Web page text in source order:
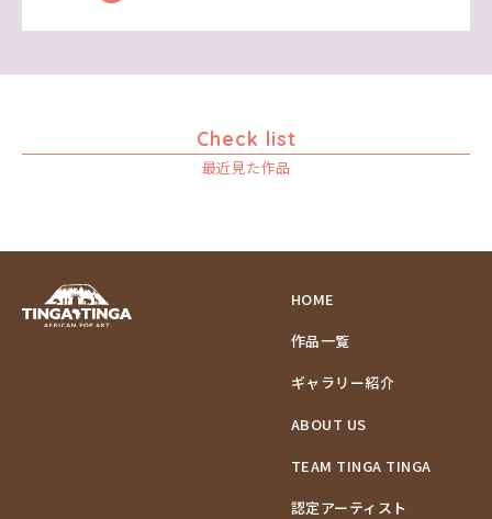
Check list
最近見た作品
HOME
作品一覧
ギャラリー紹介
ABOUT US
TEAM TINGA TINGA
認定アーティスト